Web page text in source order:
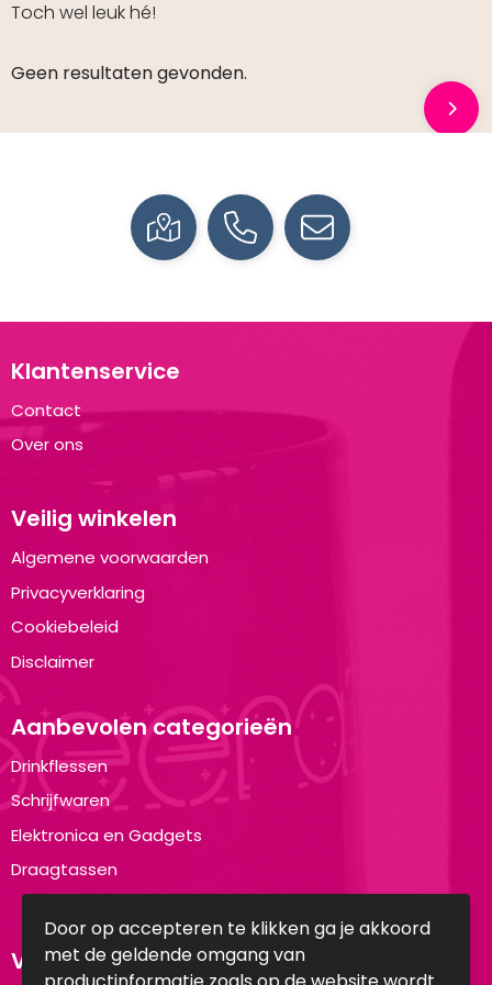
Toch wel leuk hé!
Geen resultaten gevonden.
Klantenservice
Contact
Over ons
Veilig winkelen
Algemene voorwaarden
Privacyverklaring
Cookiebeleid
Disclaimer
Aanbevolen categorieën
Drinkflessen
Schrijfwaren
Elektronica en Gadgets
Draagtassen
Volg ons op:
Door op accepteren te klikken ga je akkoord
met de geldende omgang van